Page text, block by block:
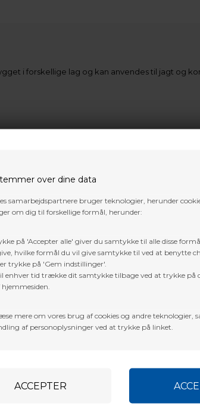
over dine data
samarbejdspartnere bruger teknologier, herunder
om dig til forskellige formål, herunder:
på 'Accepter alle' giver du samtykke til alle disse
hvilke formål du vil give samtykke til ved at benytte
trykke på 'Gem indstillinger'.
enhver tid trække dit samtykke tilbage ved at trykke på
mere om vores brug af cookies og andre teknologier,
af personoplysninger ved at trykke på linket.
i forskellige lag og kan anvendes til jagt og
CENTER
1.551,00